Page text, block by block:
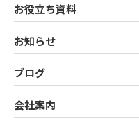
お役立ち資料
お知らせ
ブログ
会社案内